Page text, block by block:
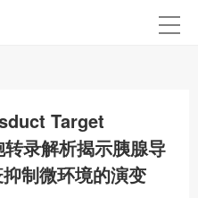
Target
录解析揭示胰腺导
制微环境的演变